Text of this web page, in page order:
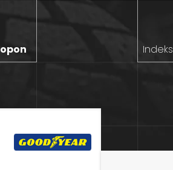
Indeks
opon